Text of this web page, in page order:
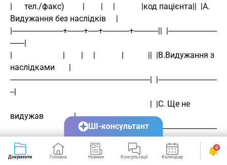
|      тел./факс)         |        |     |             |код пацієнта||  |А.
Видужання без наслідків     |
|-------------------------+--------+-----+-------------+------------||  |------------------------
-------|
|                         |        |     |             |            ||  |В.Видужання з
наслідками       |
---------------------------------------------------------------------|  |-----------------------------
--|
видужав               |
                                                                     |  |-----------------------------
--|
                                                                     |  |D. Смерть
Документи Головна Новини Консультації Календар Сервіси
0
ШІ-консультант